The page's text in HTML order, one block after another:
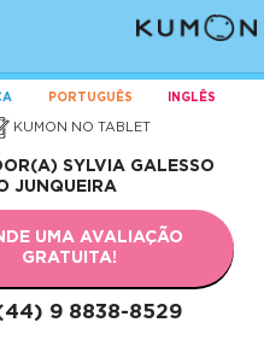
PORTUGUÊS INGLÊS
KUMON NO TABLET
SYLVIA GALESSO
JUNQUEIRA
UMA AVALIAÇÃO
GRATUITA!
9 8838-8529